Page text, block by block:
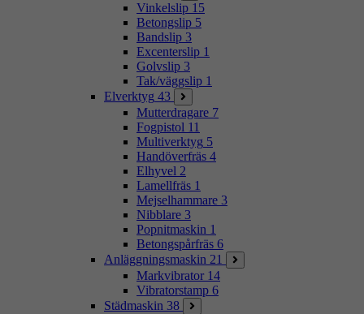
Vinkelslip 15
Betongslip 5
Bandslip 3
Excenterslip 1
Golvslip 3
Tak/väggslip 1
Elverktyg 43
Mutterdragare 7
Fogpistol 11
Multiverktyg 5
Handöverfräs 4
Elhyvel 2
Lamellfräs 1
Mejselhammare 3
Nibblare 3
Popnitmaskin 1
Betongspårfräs 6
Anläggningsmaskin 21
Markvibrator 14
Vibratorstamp 6
Städmaskin 38